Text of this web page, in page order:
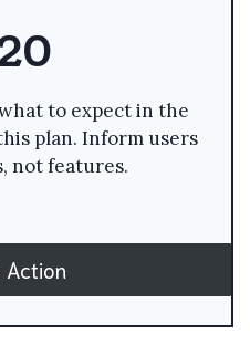
to expect in the
plan. Inform users
not features.
Action